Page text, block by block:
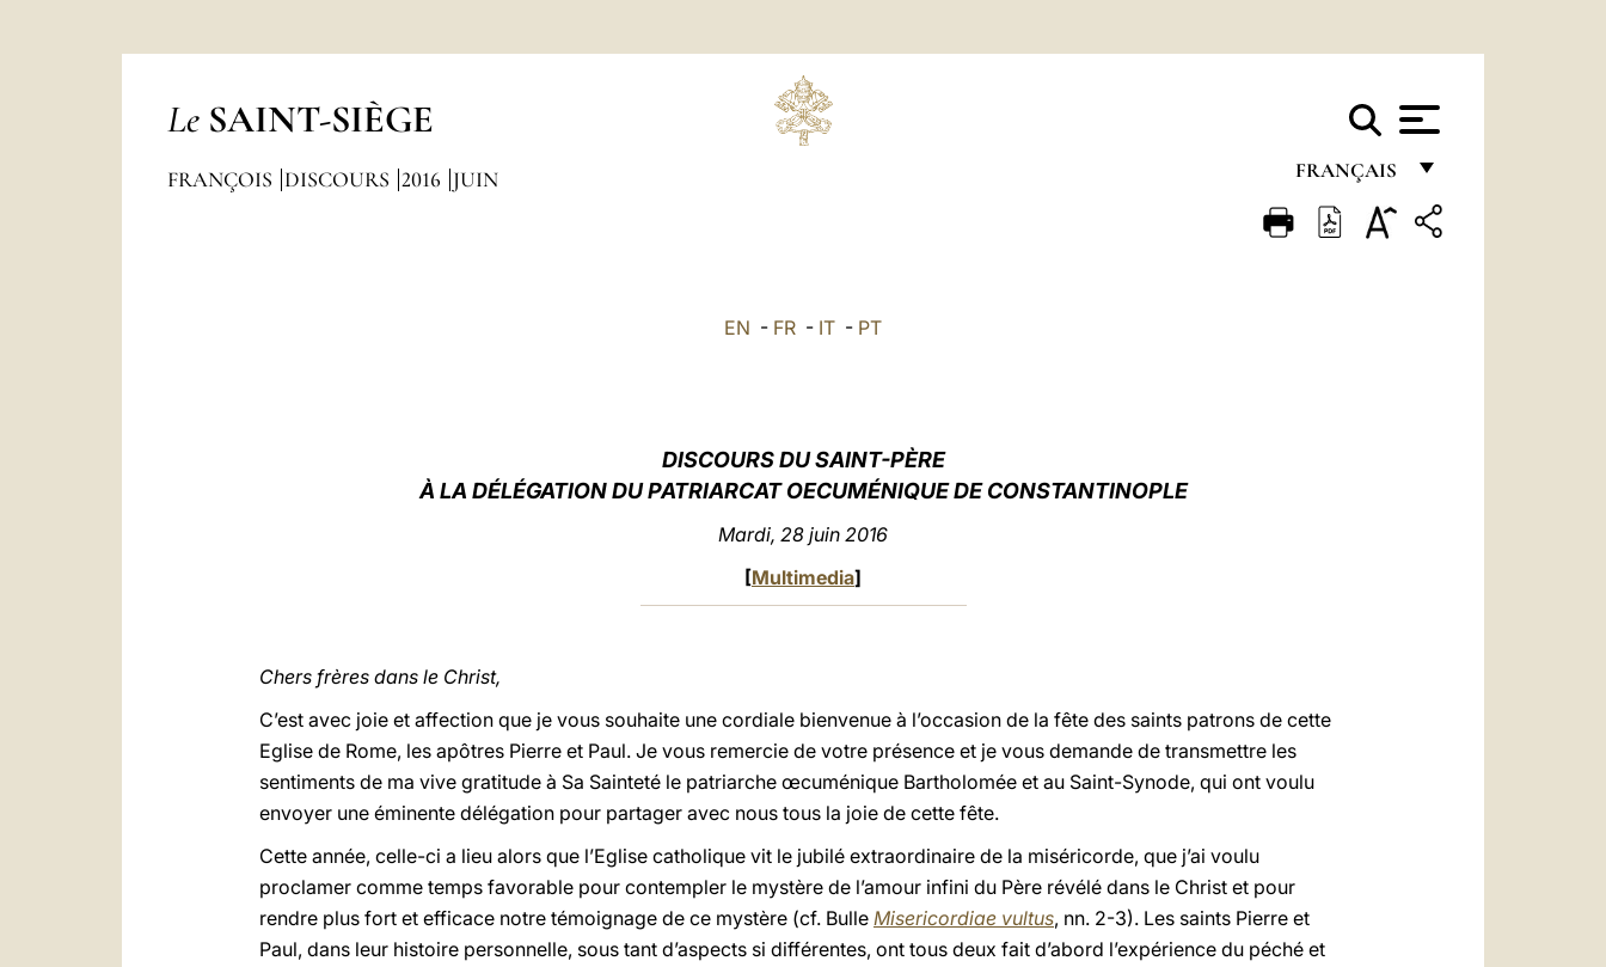
Le SAINT-SIÈGE
FRANÇAIS
FRANÇAIS
FRANÇOIS DISCOURS 2016 JUIN
EN - FR - IT - PT
DISCOURS DU SAINT-PÈRE
À LA DÉLÉGATION DU PATRIARCAT OECUMÉNIQUE DE CONSTANTINOPLE
Mardi, 28 juin 2016
[Multimedia]
Chers frères dans le Christ,
C’est avec joie et affection que je vous souhaite une cordiale bienvenue à l’occasion de la fête des saints patrons de cette
Eglise de Rome, les apôtres Pierre et Paul. Je vous remercie de votre présence et je vous demande de transmettre les
sentiments de ma vive gratitude à Sa Sainteté le patriarche œcuménique Bartholomée et au Saint-Synode, qui ont voulu
envoyer une éminente délégation pour partager avec nous tous la joie de cette fête.
Cette année, celle-ci a lieu alors que l’Eglise catholique vit le jubilé extraordinaire de la miséricorde, que j’ai voulu
proclamer comme temps favorable pour contempler le mystère de l’amour infini du Père révélé dans le Christ et pour
rendre plus fort et efficace notre témoignage de ce mystère (cf. Bulle Misericordiae vultus, nn. 2-3). Les saints Pierre et
Paul, dans leur histoire personnelle, sous tant d’aspects si différentes, ont tous deux fait d’abord l’expérience du péché et